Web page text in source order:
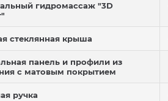
гидромассаж "3D
стеклянная крыша
панель и профили из
с матовым покрытием
ручка